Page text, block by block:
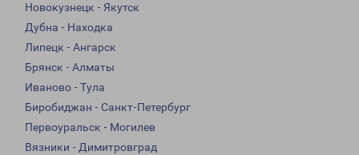
Новокузнецк - Якутск
Дубна - Находка
Липецк - Ангарск
Брянск - Алматы
Иваново - Тула
Биробиджан - Санкт-Петербург
Первоуральск - Могилев
Вязники - Димитровград